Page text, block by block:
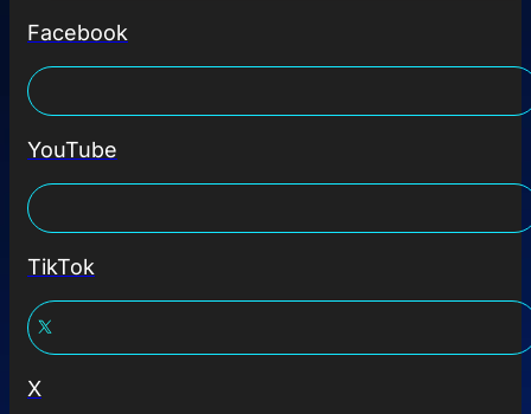
Facebook
YouTube
TikTok
X